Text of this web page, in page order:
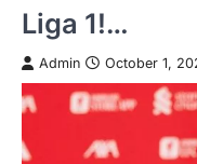
Liga 1!…
Admin October 1,